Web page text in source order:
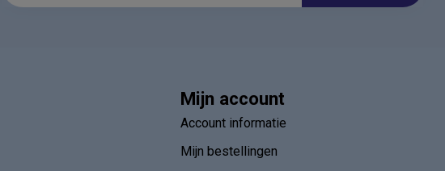
Mijn account
Account informatie
Mijn bestellingen